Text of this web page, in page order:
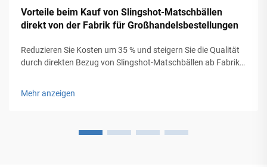
Vorteile beim Kauf von Slingshot-Matschbällen
direkt von der Fabrik für Großhandelsbestellungen
Reduzieren Sie Kosten um 35 % und steigern Sie die Qualität
durch direkten Bezug von Slingshot-Matschbällen ab Fabrik.
ökologischen Produkten. Fordern Sie jetzt Ihr Angebot an.
Mehr anzeigen